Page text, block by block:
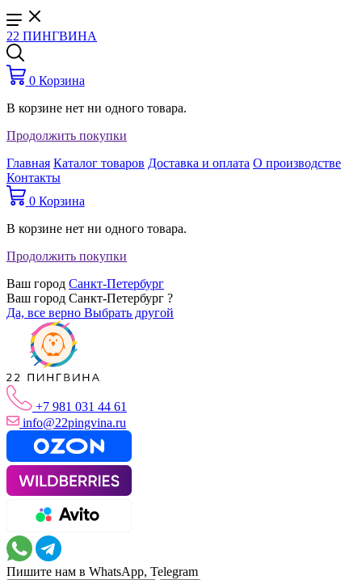
22 ПИНГВИНА
0 Корзина
В корзине нет ни одного товара.
Продолжить покупки
Главная Каталог товаров Доставка и оплата О производстве
Контакты
0 Корзина
В корзине нет ни одного товара.
Продолжить покупки
Ваш город Санкт-Петербург
Ваш город Санкт-Петербург ?
Да, все верно Выбрать другой
+7 981 031 44 61
info@22pingvina.ru
Пишите нам в WhatsApp, Telegram